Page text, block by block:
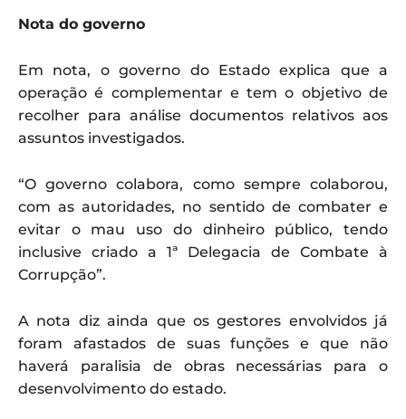
Nota do governo
Em nota, o governo do Estado explica que a
operação é complementar e tem o objetivo de
recolher para análise documentos relativos aos
assuntos investigados.
“O governo colabora, como sempre colaborou,
com as autoridades, no sentido de combater e
evitar o mau uso do dinheiro público, tendo
inclusive criado a 1ª Delegacia de Combate à
Corrupção”.
A nota diz ainda que os gestores envolvidos já
foram afastados de suas funções e que não
haverá paralisia de obras necessárias para o
desenvolvimento do estado.